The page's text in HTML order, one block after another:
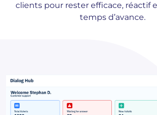
clients pour rester efficace, réactif
temps d’avance.